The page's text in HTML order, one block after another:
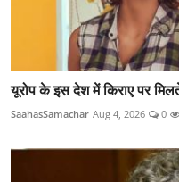
यूरोप के इस देश में किराए पर
SaahasSamachar Aug 4, 2026 0